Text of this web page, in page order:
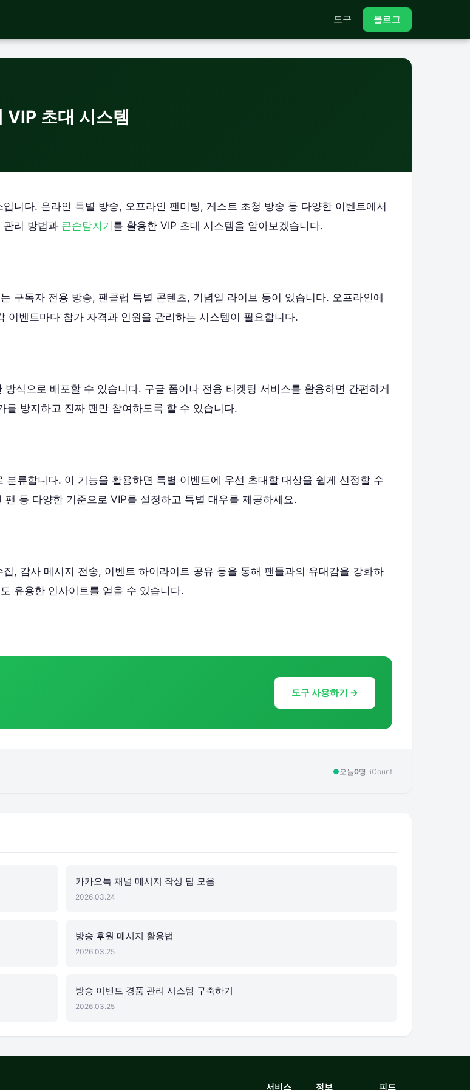
도구 블로그
VIP 초대 시스템
니다. 온라인 특별 방송, 오프라인 팬미팅, 게스트 초청 방송 등 다양한 이벤트에서
관리 방법과 큰손탐지기 를 활용한 VIP 초대 시스템을 알아보겠습니다.
구독자 전용 방송, 팬클럽 특별 콘텐츠, 기념일 라이브 등이 있습니다. 오프라인에
벤트마다 참가 자격과 인원을 관리하는 시스템이 필요합니다.
식으로 배포할 수 있습니다. 구글 폼이나 전용 티켓팅 서비스를 활용하면 간편하게
방지하고 진짜 팬만 참여하도록 할 수 있습니다.
류합니다. 이 기능을 활용하면 특별 이벤트에 우선 초대할 대상을 쉽게 선정할 수
등 다양한 기준으로 VIP를 설정하고 특별 대우를 제공하세요.
, 감사 메시지 전송, 이벤트 하이라이트 공유 등을 통해 팬들과의 유대감을 강화하
유용한 인사이트를 얻을 수 있습니다.
도구 사용하기 →
● 오늘0명 ·iCount
카카오톡 채널 메시지 작성 팁 모음
2026.03.24
방송 후원 메시지 활용법
2026.03.25
방송 이벤트 경품 관리 시스템 구축하기
2026.03.25
서비스 정보 피드